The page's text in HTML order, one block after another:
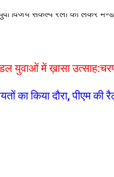
युवाओं में ख़ासा
का किया दौरा, पीएम की